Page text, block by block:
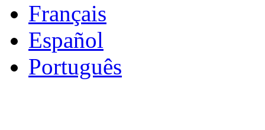
Français
Español
Português